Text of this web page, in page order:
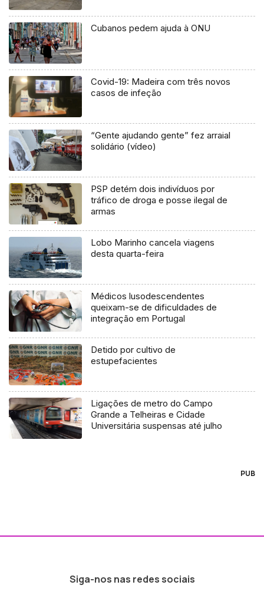
Cubanos pedem ajuda à ONU
Covid-19: Madeira com três novos
casos de infeção
“Gente ajudando gente” fez arraial
solidário (vídeo)
PSP detém dois indivíduos por
tráfico de droga e posse ilegal de
armas
Lobo Marinho cancela viagens
desta quarta-feira
Médicos lusodescendentes
queixam-se de dificuldades de
integração em Portugal
Detido por cultivo de
estupefacientes
Ligações de metro do Campo
Grande a Telheiras e Cidade
Universitária suspensas até julho
PUB
Siga-nos nas redes sociais